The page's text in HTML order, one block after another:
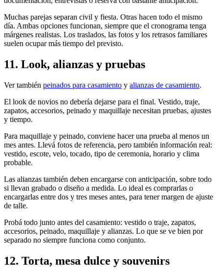
Muchas parejas separan civil y fiesta. Otras hacen todo el mismo
día. Ambas opciones funcionan, siempre que el cronograma tenga
márgenes realistas. Los traslados, las fotos y los retrasos familiares
suelen ocupar más tiempo del previsto.
11. Look, alianzas y pruebas
Ver también peinados para casamiento y alianzas de casamiento.
El look de novios no debería dejarse para el final. Vestido, traje,
zapatos, accesorios, peinado y maquillaje necesitan pruebas, ajustes
y tiempo.
Para maquillaje y peinado, conviene hacer una prueba al menos un
mes antes. Llevá fotos de referencia, pero también información real:
vestido, escote, velo, tocado, tipo de ceremonia, horario y clima
probable.
Las alianzas también deben encargarse con anticipación, sobre todo
si llevan grabado o diseño a medida. Lo ideal es comprarlas o
encargarlas entre dos y tres meses antes, para tener margen de ajuste
de talle.
Probá todo junto antes del casamiento: vestido o traje, zapatos,
accesorios, peinado, maquillaje y alianzas. Lo que se ve bien por
separado no siempre funciona como conjunto.
12. Torta, mesa dulce y souvenirs